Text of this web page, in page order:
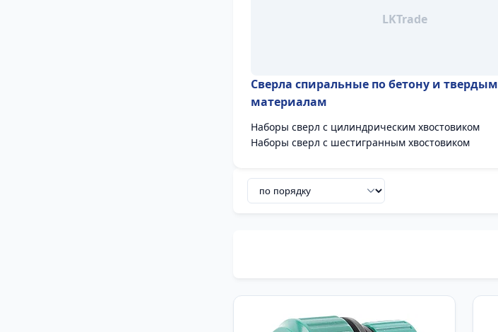
Сверла спиральные по бетону и твердым
материалам
Наборы сверл с цилиндрическим хвостовиком
Наборы сверл с шестигранным хвостовиком